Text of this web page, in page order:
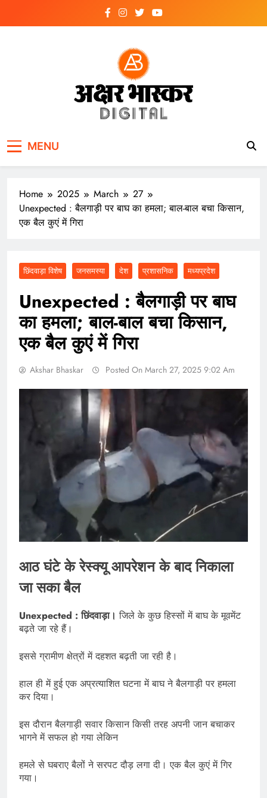
MENU
Home 2025 March
27
Unexpected : बैलगाड़ी पर बाघ का हमला; बाल-बाल बचा किसान,
एक बैल कुएं में गिरा
छिंदवाड़ा विशेष जनसमस्या देश प्रशासनिक मध्यप्रदेश
Unexpected : बैलगाड़ी पर बाघ
का हमला; बाल-बाल बचा किसान,
एक बैल कुएं में गिरा
Akshar Bhaskar Posted On March 27, 2025 9:02 Am
आठ घंटे के रेस्क्यू आपरेशन के बाद निकाला
जा सका बैल
Unexpected : छिंदवाड़ा। जिले के कुछ हिस्सों में बाघ के मूवमेंट
बढ़ते जा रहे हैं।
इससे ग्रामीण क्षेत्रों में दहशत बढ़ती जा रही है।
हाल ही में हुई एक अप्रत्याशित घटना में बाघ ने बैलगाड़ी पर हमला
कर दिया।
इस दौरान बैलगाड़ी सवार किसान किसी तरह अपनी जान बचाकर
भागने में सफल हो गया लेकिन
हमले से घबराए बैलों ने सरपट दौड़ लगा दी। एक बैल कुएं में गिर
गया।